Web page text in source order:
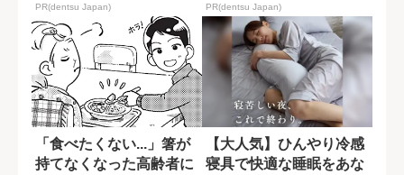
PR(dentsu Japan) PR(dentsu Japan)
「食べたくない...」箸が
持てなくなった高齢者に
【大人気】ひんやり冷感
寝具で快適な睡眠をあな